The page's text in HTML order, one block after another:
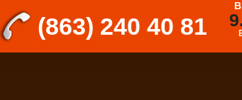
(863) 240 40 81